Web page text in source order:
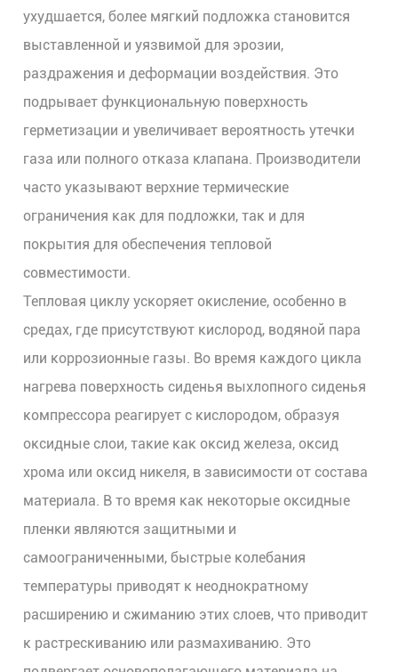
ухудшается, более мягкий подложка становится
выставленной и уязвимой для эрозии,
раздражения и деформации воздействия. Это
подрывает функциональную поверхность
герметизации и увеличивает вероятность утечки
газа или полного отказа клапана. Производители
часто указывают верхние термические
ограничения как для подложки, так и для
покрытия для обеспечения тепловой
совместимости.
Тепловая циклу ускоряет окисление, особенно в
средах, где присутствуют кислород, водяной пара
или коррозионные газы. Во время каждого цикла
нагрева поверхность сиденья выхлопного сиденья
компрессора реагирует с кислородом, образуя
оксидные слои, такие как оксид железа, оксид
хрома или оксид никеля, в зависимости от состава
материала. В то время как некоторые оксидные
пленки являются защитными и
самоограниченными, быстрые колебания
температуры приводят к неоднократному
расширению и сжиманию этих слоев, что приводит
к растрескиванию или размахиванию. Это